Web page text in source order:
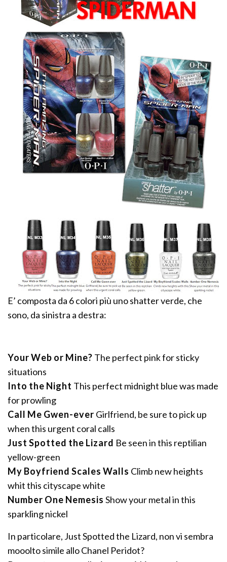
E’ composta da 6 colori più uno shatter verde, che
sono, da sinistra a destra:
Your Web or Mine? The perfect pink for sticky
situations
Into the Night This perfect midnight blue was made
for prowling
Call Me Gwen-ever Girlfriend, be sure to pick up
when this urgent coral calls
Just Spotted the Lizard Be seen in this reptilian
yellow-green
My Boyfriend Scales Walls Climb new heights
whit this cityscape white
Number One Nemesis Show your metal in this
sparkling nickel
In particolare, Just Spotted the Lizard, non vi sembra
mooolto simile allo Chanel Peridot?